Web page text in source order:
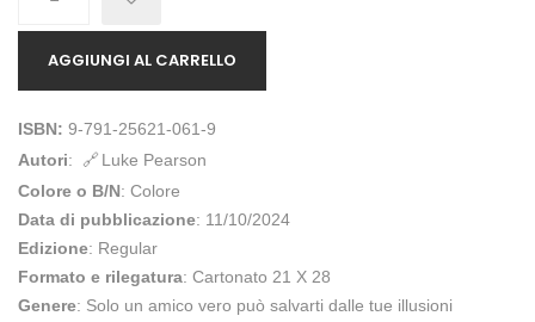
AGGIUNGI AL CARRELLO
ISBN: 9-791-25621-061-9
Autori:
Luke Pearson
Colore o B/N: Colore
Data di pubblicazione: 11/10/2024
Edizione: Regular
Formato e rilegatura: Cartonato 21 X 28
Genere: Solo un amico vero può salvarti dalle tue illusioni